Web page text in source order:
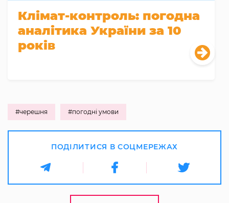
Клімат-контроль: погодна
аналітика України за 10
років
#черешня #погодні умови
ПОДІЛИТИСЯ В СОЦМЕРЕЖАХ